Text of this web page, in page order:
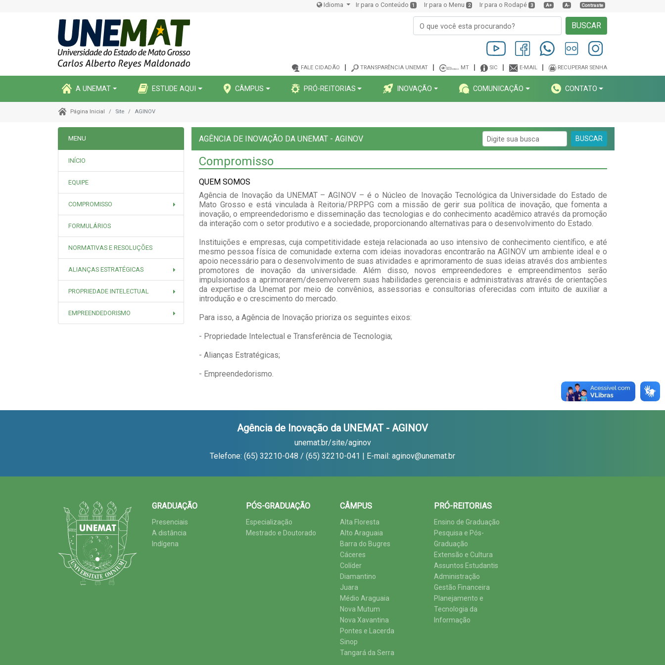
Idioma Ir para o Conteúdo 1 Ir para o Menu 2 Ir para o Rodapé 3 A+ A- Contraste
BUSCAR
FALE CIDADÃO TRANSPARÊNCIA UNEMAT MT SIC E-MAIL RECUPERAR SENHA
A UNEMAT ESTUDE AQUI CÂMPUS PRÓ-REITORIAS INOVAÇÃO COMUNICAÇÃO CONTATO
Página Inicial Site AGINOV
MENU
INÍCIO
EQUIPE
COMPROMISSO
FORMULÁRIOS
NORMATIVAS E RESOLUÇÕES
ALIANÇAS ESTRATÉGICAS
PROPRIEDADE INTELECTUAL
EMPREENDEDORISMO
AGÊNCIA DE INOVAÇÃO DA UNEMAT - AGINOV BUSCAR
Compromisso
QUEM SOMOS
Agência de Inovação da UNEMAT – AGINOV – é o Núcleo de Inovação Tecnológica da Universidade do Estado de
Mato Grosso e está vinculada à Reitoria/PRPPG com a missão de gerir sua política de inovação, que fomenta a
inovação, o empreendedorismo e disseminação das tecnologias e do conhecimento acadêmico através da promoção
da interação com o setor produtivo e a sociedade, proporcionando alternativas para o desenvolvimento do Estado.
​Instituições e empresas, cuja competitividade esteja relacionada ao uso intensivo de conhecimento científico, e até
mesmo pessoa física de comunidade externa com ideias inovadoras encontrarão na AGINOV um ambiente ideal e o
apoio necessário para o desenvolvimento de suas atividades e aprimoramento de suas ideias através dos ambientes
promotores de inovação da universidade. Além disso, novos empreendedores e empreendimentos serão
impulsionados a aprimorarem/desenvolverem suas habilidades gerenciais e administrativas através de orientações
da expertise da Unemat por meio de convênios, assessorias e consultorias oferecidas com intuito de auxiliar a
introdução e o crescimento do mercado.
​Para isso, a Agência de Inovação prioriza os seguintes eixos:
- Propriedade Intelectual e Transferência de Tecnologia;
- Alianças Estratégicas;
- Empreendedorismo.
Agência de Inovação da UNEMAT - AGINOV
unemat.br/site/aginov
Telefone: (65) 32210-048 / (65) 32210-041 | E-mail: aginov@unemat.br
GRADUAÇÃO
Presenciais
A distância
Indígena
PÓS-GRADUAÇÃO
Especialização
Mestrado e Doutorado
CÂMPUS
Alta Floresta
Alto Araguaia
Barra do Bugres
Cáceres
Colíder
Diamantino
Juara
Médio Araguaia
Nova Mutum
Nova Xavantina
Pontes e Lacerda
Sinop
Tangará da Serra
PRÓ-REITORIAS
Ensino de Graduação
Pesquisa e Pós-
Graduação
Extensão e Cultura
Assuntos Estudantis
Administração
Gestão Financeira
Planejamento e
Tecnologia da
Informação